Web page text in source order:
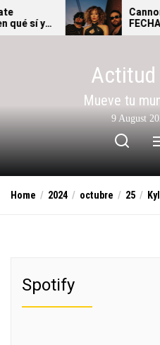
Skip
to
Cannons THE
FECHAS 2026
Actitud
Mueve tu
9 August
Home 2024 octubre 25
Spotify